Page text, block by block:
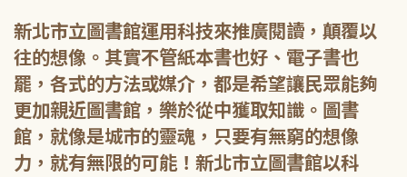
新北市立圖書館運用科技來推廣閱讀，顛覆以
往的想像。其實不管紙本書也好、電子書也
罷，各式的方法或媒介，都是希望讓民眾能夠
更加親近圖書館，樂於從中獲取知識。圖書
館，就像是城市的靈魂，只要有無窮的想像
力，就有無限的可能！新北市立圖書館以科